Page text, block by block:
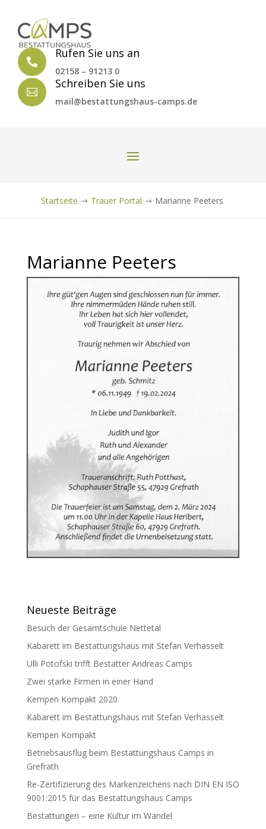

Rufen Sie uns an
02158 – 91213 0

Schreiben Sie uns
mail@bestattungshaus-camps.de
Startseite $ Trauer Portal $ Marianne Peeters
Marianne Peeters
Neueste Beiträge
Besuch der Gesamtschule Nettetal
Kabarett im Bestattungshaus mit Stefan Verhasselt
Ulli Potofski trifft Bestatter Andreas Camps
Zwei starke Firmen in einer Hand
Kempen Kompakt 2020
Kabarett im Bestattungshaus mit Stefan Verhasselt
Kempen Kompakt
Betriebsausflug beim Bestattungshaus Camps in
Grefrath
Re-Zertifizierung des Markenzeichens nach DIN EN ISO
9001:2015 für das Bestattungshaus Camps
Bestattungen – eine Kultur im Wandel